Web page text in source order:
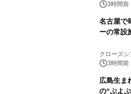
3時間前
名古屋で
ーの常設
クローズシ
3時間前
広島生
の“ぷよ